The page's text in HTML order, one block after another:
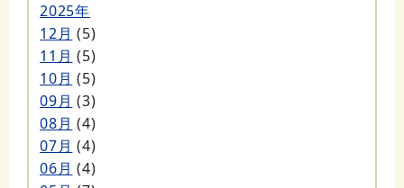
2025年
12月 (5)
11月 (5)
10月 (5)
09月 (3)
08月 (4)
07月 (4)
06月 (4)